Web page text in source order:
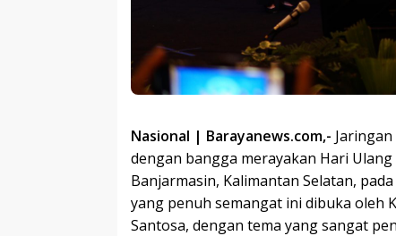
Nasional | Barayanews.com,-
dengan bangga merayakan Hari
Banjarmasin, Kalimantan Selatan,
yang penuh semangat ini dibuka oleh
Santosa, dengan tema yang sangat